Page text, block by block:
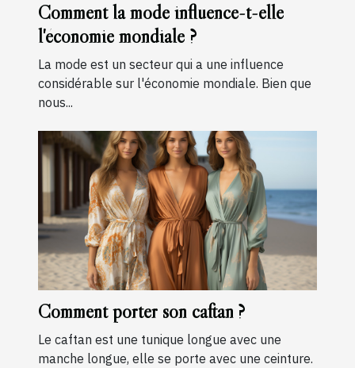
Comment la mode influence-t-elle
l'économie mondiale ?
La mode est un secteur qui a une influence
considérable sur l'économie mondiale. Bien que
nous...
Comment porter son caftan ?
Le caftan est une tunique longue avec une
manche longue, elle se porte avec une ceinture.